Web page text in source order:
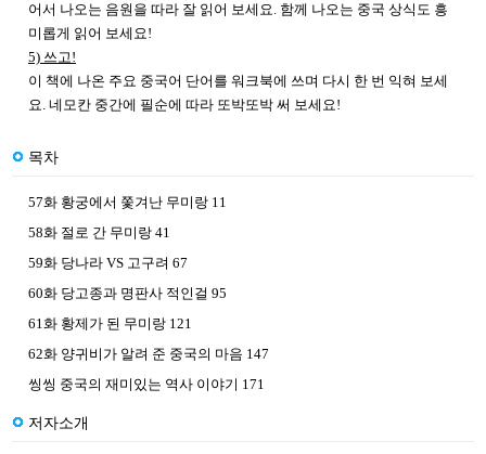
어서 나오는 음원을 따라 잘 읽어 보세요. 함께 나오는 중국 상식도 흥
미롭게 읽어 보세요!
5) 쓰고!
이 책에 나온 주요 중국어 단어를 워크북에 쓰며 다시 한 번 익혀 보세
요. 네모칸 중간에 필순에 따라 또박또박 써 보세요!
목차
57화 황궁에서 쫓겨난 무미랑 11
58화 절로 간 무미랑 41
59화 당나라 VS 고구려 67
60화 당고종과 명판사 적인걸 95
61화 황제가 된 무미랑 121
62화 양귀비가 알려 준 중국의 마음 147
씽씽 중국의 재미있는 역사 이야기 171
저자소개